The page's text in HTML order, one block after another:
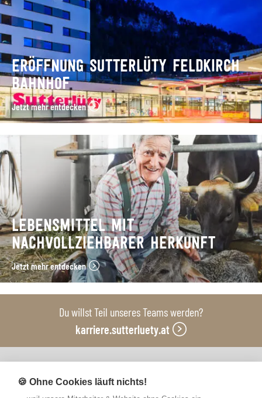
ERÖFFNUNG SUTTERLÜTY FELDKIRCH
BAHNHOF
Jetzt mehr entdecken
LEBENSMITTEL MIT
NACHVOLLZIEHBARER HERKUNFT
Jetzt mehr entdecken
Du willst Teil unseres Teams werden?
karriere.sutterluety.at
Unsere Produktionsbetriebe
🍪 Ohne Cookies läuft nichts!